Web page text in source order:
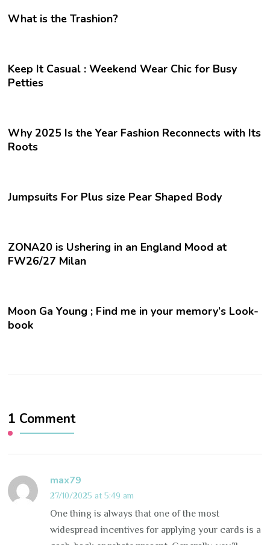
What is the Trashion?
Keep It Casual : Weekend Wear Chic for Busy
Petties
Why 2025 Is the Year Fashion Reconnects with Its
Roots
Jumpsuits For Plus size Pear Shaped Body
ZONA20 is Ushering in an England Mood at
FW26/27 Milan
Moon Ga Young ; Find me in your memory’s Look-
book
1 Comment
max79
27/10/2025 at 5:49 am
One thing is always that one of the most
widespread incentives for applying your cards is a